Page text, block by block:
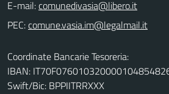
E-mail:
PEC:
Coordinate Bancarie Tesoreria:
IBAN:
Swift/Bic: BPPIITRRXXX